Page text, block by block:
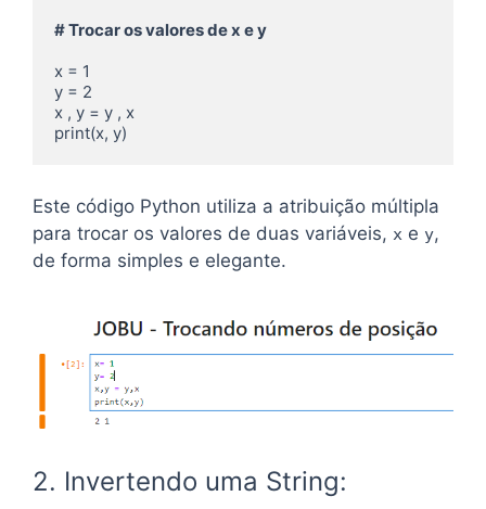
# Trocar os valores de x e y
x = 1
y = 2
x , y = y , x
Este código Python utiliza a atribuição múltipla
para trocar os valores de duas variáveis, x e y,
de forma simples e elegante.
2. Invertendo uma String: